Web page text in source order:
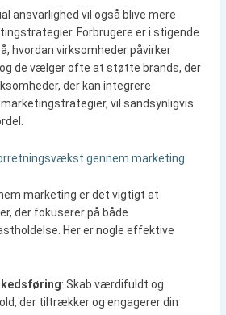
ansvarlighed vil også blive mere
Forbrugere er i stigende
hvordan virksomheder påvirker
de vælger ofte at støtte brands, der
der kan integrere
vil sandsynligvis
gennem marketing
marketing er det vigtigt at
der fokuserer på både
Her er nogle effektive
: Skab værdifuldt og
der tiltrækker og engagerer din